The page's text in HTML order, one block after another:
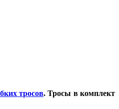
тросов. Тросы в комплект